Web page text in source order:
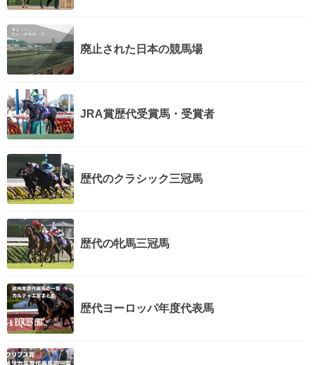
廃止された日本の競馬場
JRA賞歴代受賞馬・受賞者
歴代のクラシック三冠馬
歴代の牝馬三冠馬
歴代ヨーロッパ年度代表馬